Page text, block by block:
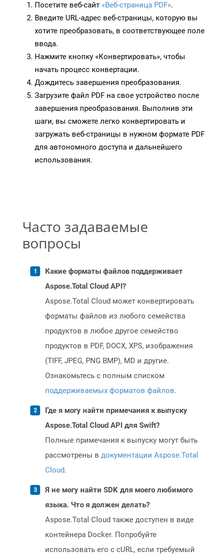
Посетите веб-сайт «Веб-страница PDF».
Введите URL-адрес веб-страницы, которую вы
хотите преобразовать, в соответствующее поле
ввода.
Нажмите кнопку «Конвертировать», чтобы
начать процесс конвертации.
Дождитесь завершения преобразования.
Загрузите файл PDF на свое устройство после
завершения преобразования. Выполнив эти
шаги, вы сможете легко конвертировать и
загружать веб-страницы в нужном формате PDF
для автономного доступа и дальнейшего
использования.
Часто задаваемые
вопросы
Какие форматы файлов поддерживает
Aspose.Total Cloud API?
Aspose.Total Cloud может конвертировать
форматы файлов из любого семейства
продуктов в любое другое семейство
продуктов в PDF, DOCX, XPS, изображения
(TIFF, JPEG, PNG BMP), MD и другие.
Ознакомьтесь с полным списком
поддерживаемых форматов файлов.
Где я могу найти примечания к выпуску
Aspose.Total Cloud API для Swift?
Полные примечания к выпуску могут быть
рассмотрены в документации Aspose.Total
Cloud.
Я не могу найти SDK для моего любимого
языка. Что я должен делать?
Aspose.Total Cloud также доступен в виде
контейнера Docker. Попробуйте
использовать его с cURL, если требуемый